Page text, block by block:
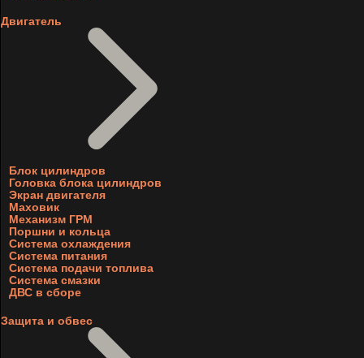
Двигатель
Блок цилиндров
Головка блока цилиндров
Экран двигателя
Маховик
Механизм ГРМ
Поршни и кольца
Система охлаждения
Система питания
Система подачи топлива
Система смазки
ДВС в сборе
Защита и обвес